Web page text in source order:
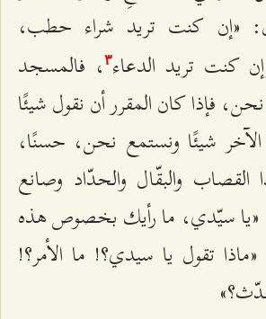
«إن كنت تريد شراء حطب،
كنت تريد الدعاء٣، فالمسجد
فإذا كان المقرر أن نقول شيئًا
شيئًا ونستمع نحن، حسنًا،
والبقّال والحدّاد وصانع
«يا سيّدي، ما رأيك بخصوص هذه
تقول يا سيدي؟! ما الأمر؟!